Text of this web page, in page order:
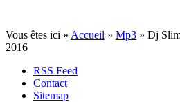
Vous êtes ici » Accueil » Mp3 » Dj
2016
RSS Feed
Contact
Sitemap